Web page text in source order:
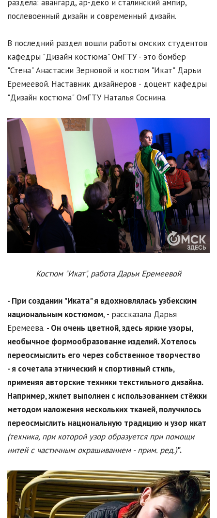
раздела: авангард, ар-деко и сталинский ампир,
послевоенный дизайн и современный дизайн.
В последний раздел вошли работы омских студентов
кафедры "Дизайн костюма" ОмГТУ - это бомбер
"Стена" Анастасии Зерновой и костюм "Икат" Дарьи
Еремеевой. Наставник дизайнеров - доцент кафедры
"Дизайн костюма" ОмГТУ Наталья Соснина.
Костюм "Икат", работа Дарьи Еремеевой
- При создании "Иката" я вдохновлялась узбекским
национальным костюмом, - рассказала Дарья
Еремеева. - Он очень цветной, здесь яркие узоры,
необычное формообразование изделий. Хотелось
переосмыслить его через собственное творчество
- я сочетала этнический и спортивный стиль,
применяя авторские техники текстильного дизайна.
Например, жилет выполнен с использованием стёжки
методом наложения нескольких тканей, получилось
переосмыслить национальную традицию и узор икат
(техника, при которой узор образуется при помощи
нитей с частичным окрашиванием - прим. ред.)".